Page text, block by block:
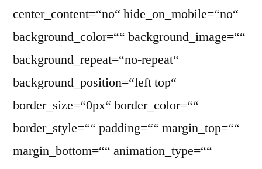
center_content=“no“ hide_on_mobile=“no“
background_color=““ background_image=““
background_repeat=“no-repeat“
background_position=“left top“
border_size=“0px“ border_color=““
border_style=““ padding=““ margin_top=““
margin_bottom=““ animation_type=““